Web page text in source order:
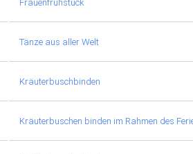
Frauenfrühstück
Tänze aus aller Welt
Kräuterbuschbinden
Kräuterbuschen binden im Rahmen des